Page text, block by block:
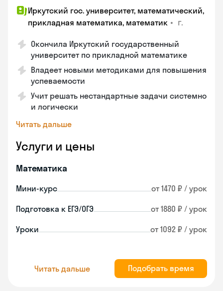
Иркутский гос. университет, математический,
прикладная математика, математик • г.
Окончила Иркутский государственный
университет по прикладной математике
Владеет новыми методиками для повышения
успеваемости
Учит решать нестандартные задачи системно
и логически
Читать дальше
Услуги и цены
Математика
Мини-курс от 1470 ₽ / урок
Подготовка к ЕГЭ/ОГЭ от 1880 ₽ / урок
Уроки от 1092 ₽ / урок
Читать дальше Подобрать время